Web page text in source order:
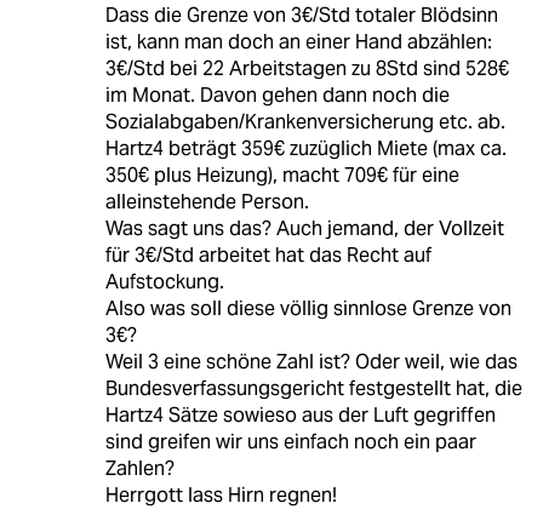
Dass die Grenze von 3€/Std totaler Blödsinn
ist, kann man doch an einer Hand abzählen:
3€/Std bei 22 Arbeitstagen zu 8Std sind 528€
im Monat. Davon gehen dann noch die
Sozialabgaben/Krankenversicherung etc. ab.
Hartz4 beträgt 359€ zuzüglich Miete (max ca.
350€ plus Heizung), macht 709€ für eine
alleinstehende Person.
Was sagt uns das? Auch jemand, der Vollzeit
für 3€/Std arbeitet hat das Recht auf
Aufstockung.
Also was soll diese völlig sinnlose Grenze von
3€?
Weil 3 eine schöne Zahl ist? Oder weil, wie das
Bundesverfassungsgericht festgestellt hat, die
Hartz4 Sätze sowieso aus der Luft gegriffen
sind greifen wir uns einfach noch ein paar
Zahlen?
Herrgott lass Hirn regnen!